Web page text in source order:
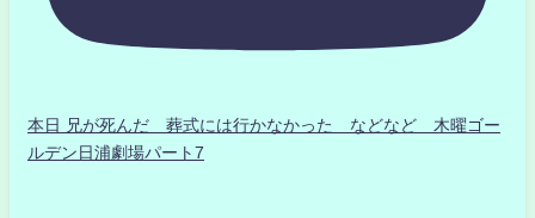
本日 兄が死んだ 葬式には行かなかった などなど 木曜ゴー
ルデン日浦劇場パート7